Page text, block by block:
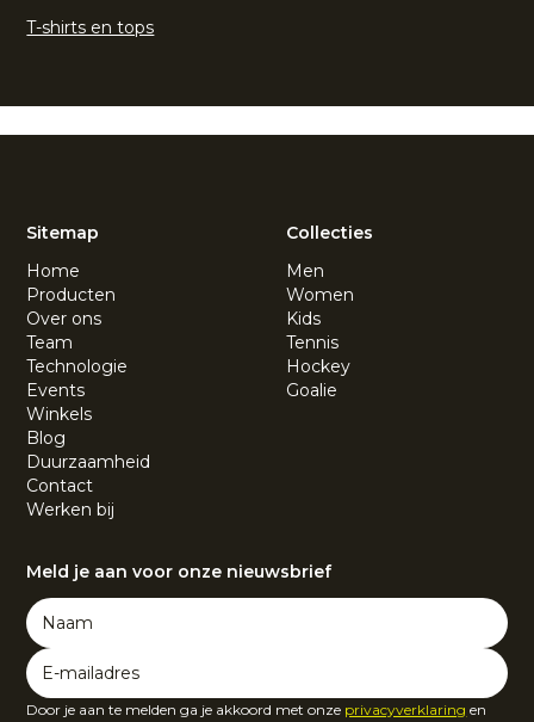
T-shirts en tops
Sitemap
Home
Producten
Over ons
Team
Technologie
Events
Winkels
Blog
Duurzaamheid
Contact
Werken bij
Collecties
Men
Women
Kids
Tennis
Hockey
Goalie
Meld je aan voor onze nieuwsbrief
Door je aan te melden ga je akkoord met onze privacyverklaring en